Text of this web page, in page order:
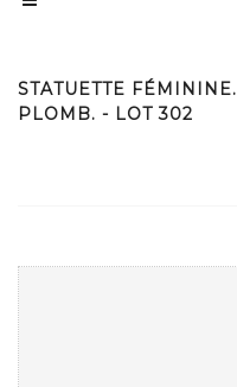
STATUETTE FÉMININE.
PLOMB. - LOT 302